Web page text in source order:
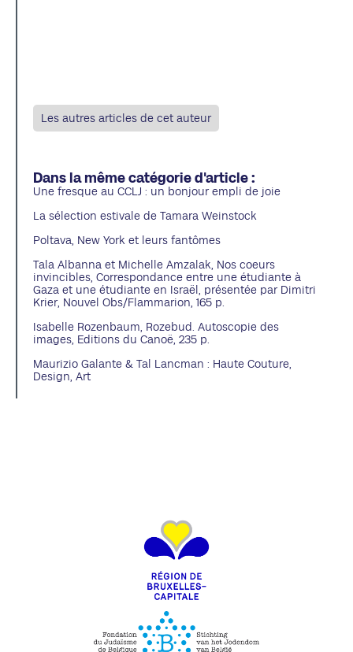
Les autres articles de cet auteur
Dans la même catégorie d'article :
Une fresque au CCLJ : un bonjour empli de joie
La sélection estivale de Tamara Weinstock
Poltava, New York et leurs fantômes
Tala Albanna et Michelle Amzalak, Nos coeurs
invincibles, Correspondance entre une étudiante à
Gaza et une étudiante en Israël, présentée par Dimitri
Krier, Nouvel Obs/Flammarion, 165 p.
Isabelle Rozenbaum, Rozebud. Autoscopie des
images, Editions du Canoë, 235 p.
Maurizio Galante & Tal Lancman : Haute Couture,
Design, Art